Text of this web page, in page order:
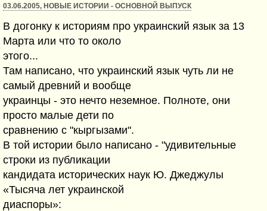
03.06.2005, НОВЫЕ ИСТОРИИ - ОСНОВНОЙ ВЫПУСК
В догонку к историям про украинский язык за 13
Марта или что то около
этого...
Там написано, что украинский язык чуть ли не
самый древний и вообще
украинцы - это нечто неземное. Полноте, они
просто малые дети по
сравнению с "кыргызами".
В той истории было написано - "удивительные
строки из публикации
кандидата исторических наук Ю. Джеджулы
«Тысяча лет украинской
диаспоры»: